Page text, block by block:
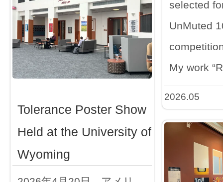
selected
UnMuted
My work
2026.05
Tolerance Poster Show
Held at the University of
Wyoming